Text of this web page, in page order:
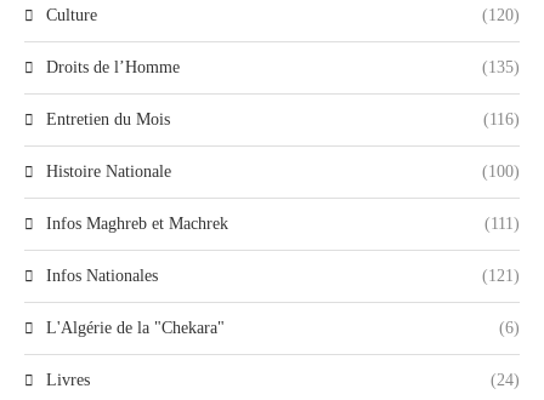
Culture (120)
Droits de l’Homme (135)
Entretien du Mois (116)
Histoire Nationale (100)
Infos Maghreb et Machrek (111)
Infos Nationales (121)
L'Algérie de la "Chekara" (6)
Livres (24)